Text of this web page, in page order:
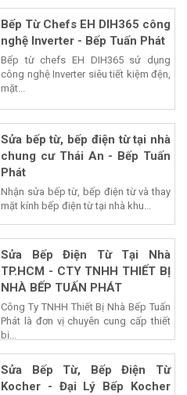
Bếp Từ Chefs EH DIH365 công
nghệ Inverter - Bếp Tuấn Phát
Bếp từ chefs EH DIH365 sử dụng
công nghệ Inverter siêu tiết kiệm đện,
mặt...
Sửa bếp từ, bếp điện từ tại nhà
chung cư Thái An - Bếp Tuấn
Phát
Nhận sửa bếp từ, bếp điện từ và thay
mặt kính bếp điện từ tại nhà khu...
Sửa Bếp Điện Từ Tại Nhà
TP.HCM - CTY TNHH THIẾT BỊ
NHÀ BẾP TUẤN PHÁT
Công Ty TNHH Thiết Bị Nhà Bếp Tuấn
Phát là đơn vị chuyên cung cấp thiết
bị...
Sửa Bếp Từ, Bếp Điện Từ
Kocher - Đại Lý Bếp Kocher